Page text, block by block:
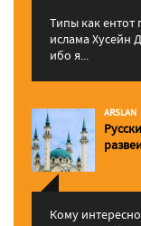
Типы как ентот
ислама Хусейн
ибо я...
ARSLAN
Кому